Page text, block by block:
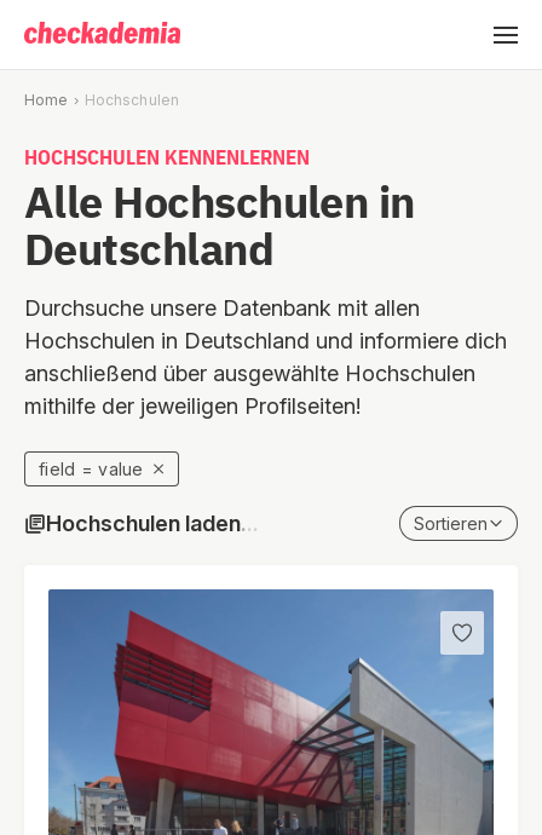
Home Hochschulen
HOCHSCHULEN KENNENLERNEN
Alle Hochschulen in
Deutschland
Durchsuche unsere Datenbank mit allen
Hochschulen in Deutschland und informiere dich
anschließend über ausgewählte Hochschulen
mithilfe der jeweiligen Profilseiten!
field = value
Hochschulen laden... Sortieren